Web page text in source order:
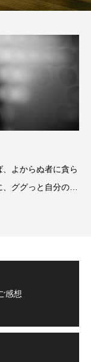
よからぬ者に貪ら
ググっと自分の根
感想